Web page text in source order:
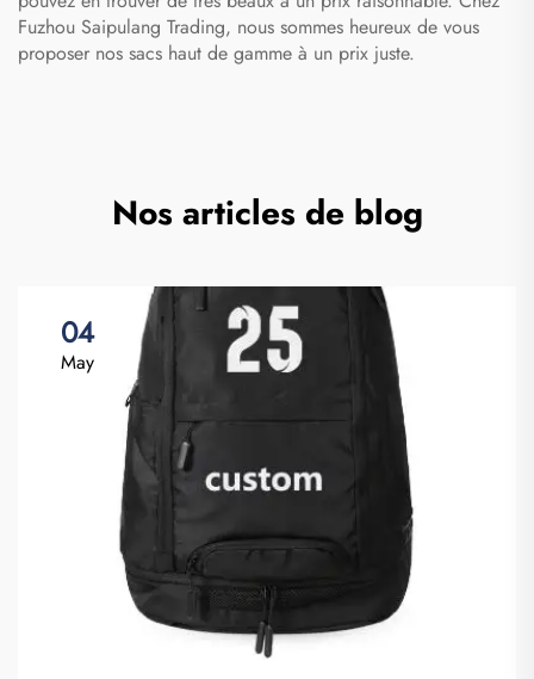
Fuzhou Saipulang Trading, nous sommes heureux de vous
proposer nos sacs haut de gamme à un prix juste.
Nos articles de blog
04
May